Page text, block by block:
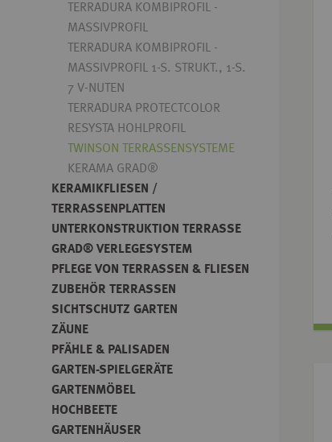
TERRADURA KOMBIPROFIL -
MASSIVPROFIL
TERRADURA KOMBIPROFIL -
MASSIVPROFIL 1-S. STRUKT., 1-S.
7 V-NUTEN
TERRADURA PROTECTCOLOR
RESYSTA HOHLPROFIL
TWINSON TERRASSENSYSTEME
KERAMA GRAD®
KERAMIKFLIESEN /
TERRASSENPLATTEN
UNTERKONSTRUKTION TERRASSE
GRAD® VERLEGESYSTEM
PFLEGE VON TERRASSEN & FLIESEN
ZUBEHÖR TERRASSEN
SICHTSCHUTZ GARTEN
ZÄUNE
PFÄHLE & PALISADEN
GARTEN-SPIELGERÄTE
GARTENMÖBEL
HOCHBEETE
GARTENHÄUSER